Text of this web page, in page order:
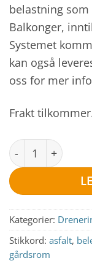
belastning
Balkonger,
Systemet
kan også
oss for mer
Frakt
SELF-100
Kategorier:
Stikkord: asfalt,
gårdsrom